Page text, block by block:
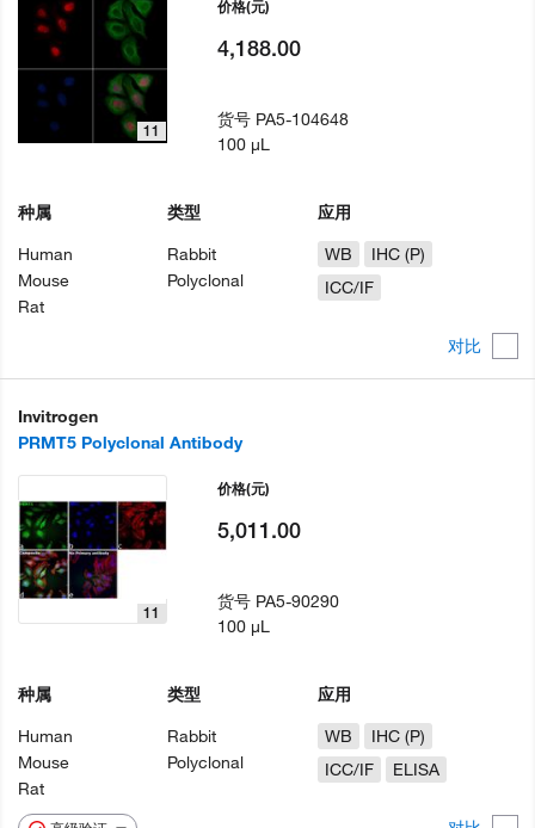
对比
11
种属
Human
Mouse
Rat
类型
Rabbit
Polyclonal
应用
WB
IHC (P)
ICC/IF
价格(元)
4,188.00
货号 PA5-104648
100 µL
Invitrogen
PRMT5 Polyclonal Antibody
11
种属
Human
Mouse
Rat
类型
Rabbit
Polyclonal
应用
WB
IHC (P)
ICC/IF
ELISA
价格(元)
5,011.00
货号 PA5-90290
100 µL